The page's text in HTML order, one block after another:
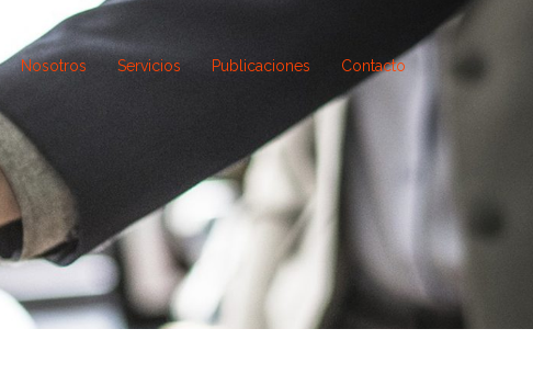
Nosotros Servicios Publicaciones Contacto